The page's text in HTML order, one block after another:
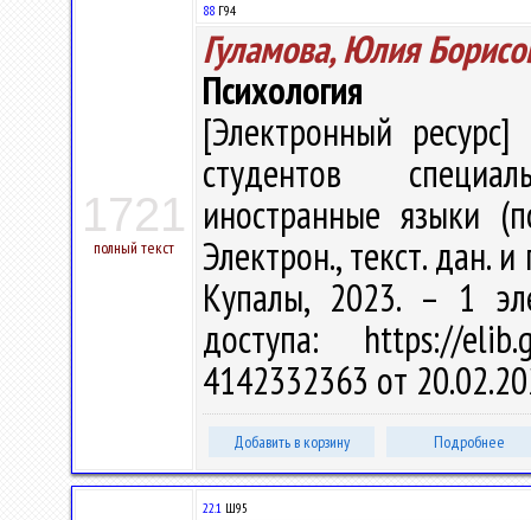
1721
полный текст
88 Г94
Гуламова, Юлия
Психология
[Электронный
студентов
иностранные языки
Электрон., текст. дан.
Купалы, 2023. – 1
доступа: https://
4142332363 от
Добавить в корзину Подробнее
22.1 Ш95